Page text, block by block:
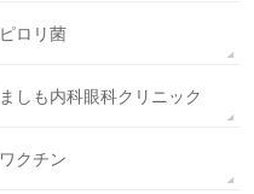
ピロリ菌
ましも内科眼科クリニック
ワクチン